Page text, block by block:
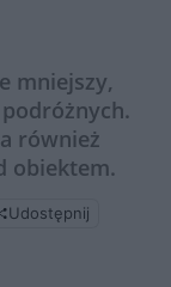
mniejszy,
również
obiektem.
Udostępnij